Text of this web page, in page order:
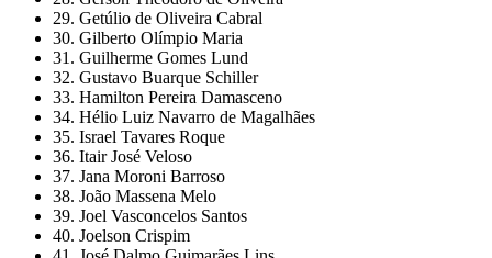
29. Getúlio de Oliveira Cabral
30. Gilberto Olímpio Maria
31. Guilherme Gomes Lund
32. Gustavo Buarque Schiller
33. Hamilton Pereira Damasceno
34. Hélio Luiz Navarro de Magalhães
35. Israel Tavares Roque
36. Itair José Veloso
37. Jana Moroni Barroso
38. João Massena Melo
39. Joel Vasconcelos Santos
40. Joelson Crispim